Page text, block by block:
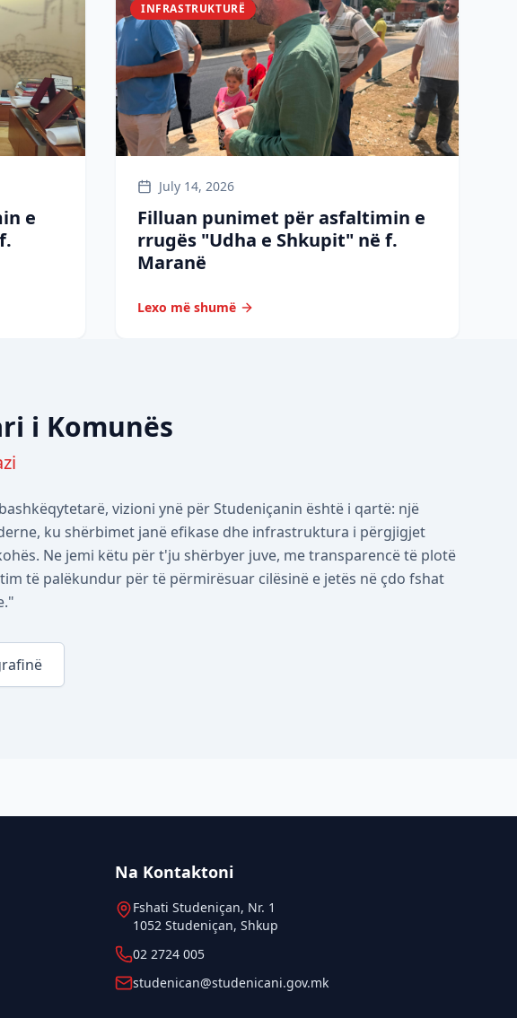
e
INFRASTRUKTURË
July 14, 2026
Filluan punimet për asfaltimin e
rrugës "Udha e Shkupit" në f.
Maranë
Lexo më shumë
i Komunës
vizioni ynë për Studeniçanin është i qartë: një
ku shërbimet janë efikase dhe infrastruktura i përgjigjet
Ne jemi këtu për t'ju shërbyer juve, me transparencë të plotë
të palëkundur për të përmirësuar cilësinë e jetës në çdo fshat
Na Kontaktoni
Fshati Studeniçan, Nr. 1
1052 Studeniçan, Shkup
02 2724 005
studenican@studenicani.gov.mk